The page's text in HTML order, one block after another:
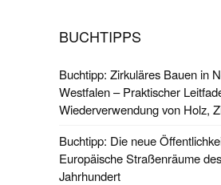
BUCHTIPPS
Buchtipp: Zirkuläres Bauen in
Westfalen – Praktischer
Wiederverwendung von Holz,
Buchtipp: Die neue
Europäische Straßenräume
Jahrhundert